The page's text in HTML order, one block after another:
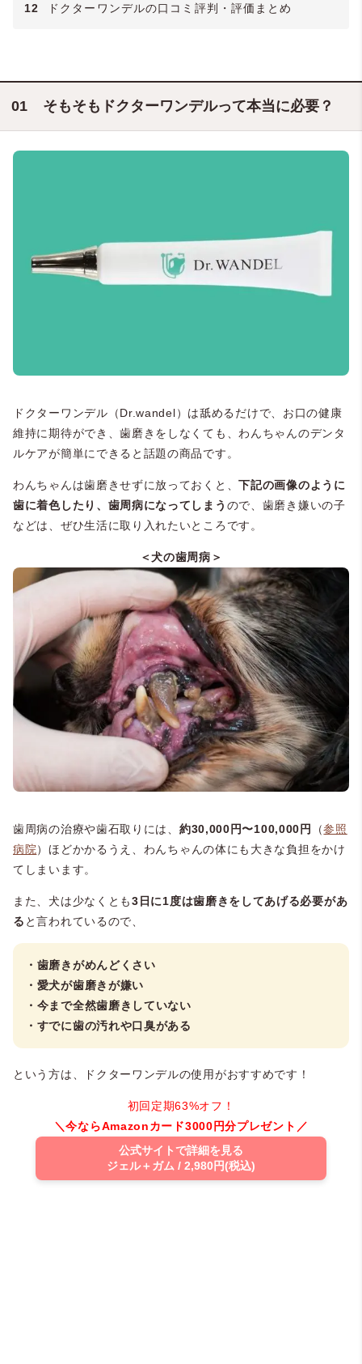
12
ドクターワンデルの口コミ評判・評価まとめ
そもそもドクターワンデルって本当に必要？
ドクターワンデル（Dr.wandel）は舐めるだけで、お口の健康
維持に期待ができ、歯磨きをしなくても、わんちゃんのデンタ
ルケアが簡単にできると話題の商品です。
わんちゃんは歯磨きせずに放っておくと、下記の画像のように
歯に着色したり、歯周病になってしまう ので、歯磨き嫌いの子
などは、ぜひ生活に取り入れたいところです。
＜犬の歯周病＞
歯周病の治療や歯石取りには、 約30,000円〜100,000円 （参照
病院）ほどかかるうえ、わんちゃんの体にも大きな負担をかけ
てしまいます。
また、犬は少なくとも3日に1度は歯磨きをしてあげる必要があ
る と言われているので、
・歯磨きがめんどくさい
・愛犬が歯磨きが嫌い
・今まで全然歯磨きしていない
・すでに歯の汚れや口臭がある
という方は、ドクターワンデルの使用がおすすめです！
初回定期63%オフ！
＼今ならAmazonカード3000円分プレゼント／
公式サイトで詳細を見る
ジェル＋ガム / 2,980円(税込)